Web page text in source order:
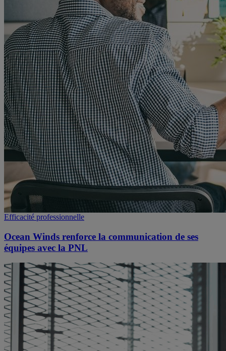
Efficacité professionnelle
Ocean Winds renforce la communication de ses
équipes avec la PNL